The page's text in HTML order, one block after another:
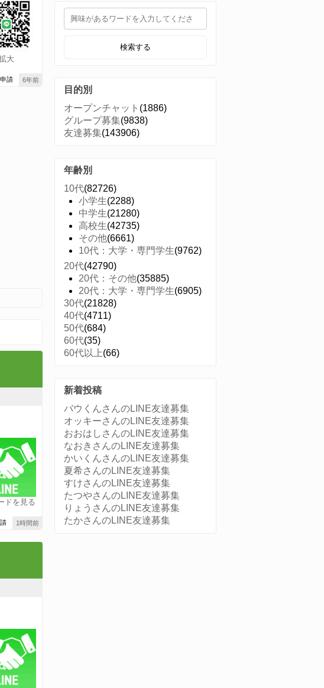
大
6年前
請
ドを見る
1時間前
検索する
目的別
オープンチャット (1886)
グループ募集(9838)
友達募集(143906)
年齢別
10代(82726)
小学生(2288)
中学生(21280)
高校生(42735)
その他(6661)
10代：大学・専門学生(9762)
20代(42790)
20代：その他(35885)
20代：大学・専門学生(6905)
30代(21828)
40代(4711)
50代(684)
60代(35)
60代以上(66)
新着投稿
バウくんさんのLINE友達募集
オッキーさんのLINE友達募集
おおはしさんのLINE友達募集
なおきさんのLINE友達募集
かいくんさんのLINE友達募集
夏希さんのLINE友達募集
すけさんのLINE友達募集
たつやさんのLINE友達募集
りょうさんのLINE友達募集
たかさんのLINE友達募集